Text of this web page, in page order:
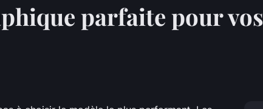
parfaite pour